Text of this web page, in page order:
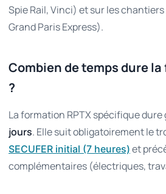
Spie Rail, Vinci) et sur les chantiers
Grand Paris Express).
Combien de temps dure
?
La formation RPTX spécifique
jours. Elle suit obligatoirement le
SECUFER initial (7 heures) et
complémentaires (électriques,